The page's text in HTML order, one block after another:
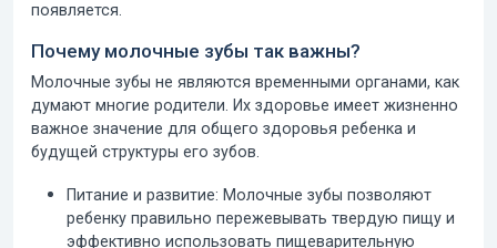
появляется.
Почему молочные зубы так важны?
Молочные зубы не являются временными органами, как
думают многие родители. Их здоровье имеет жизненно
важное значение для общего здоровья ребенка и
будущей структуры его зубов.
Питание и развитие: Молочные зубы позволяют
ребенку правильно пережевывать твердую пищу и
эффективно использовать пищеварительную